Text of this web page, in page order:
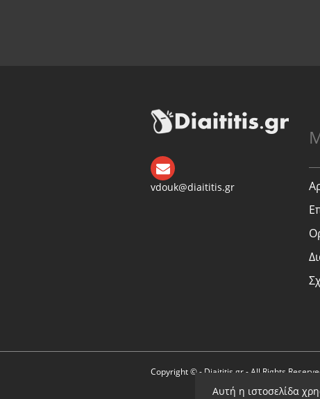
vdouk@diaititis.gr
Copyright © - Diaititis.gr - All Rights
Αυτή η ιστοσελίδα